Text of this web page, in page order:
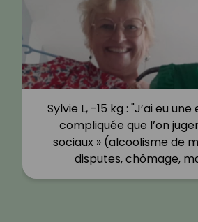
Sylvie L, -15 kg : "J’ai eu
compliquée que l’on
sociaux » (alcoolisme de
disputes, chômage,